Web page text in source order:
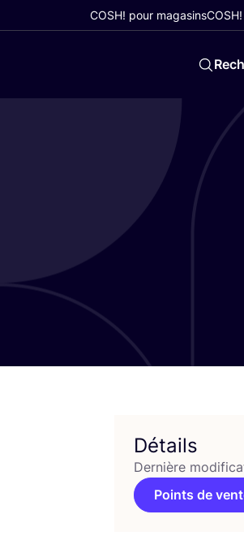
COSH! pour magasins
Détails
Dernière
Points de